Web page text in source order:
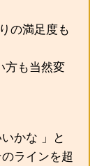
の満足度も
方も当然変
かな 」と
ラインを超